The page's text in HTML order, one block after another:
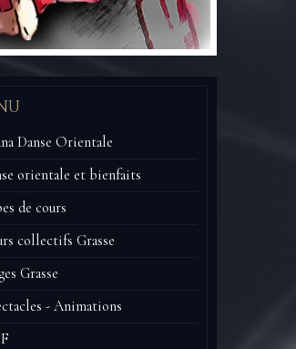
Danse Orientale
orientale et bienfaits
de cours
collectifs Grasse
Grasse
- Animations